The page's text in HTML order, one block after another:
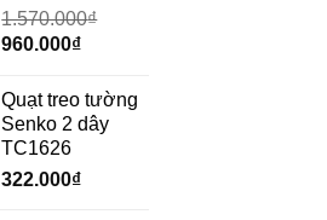
1.570.000₫
Giá
là:
1.570.000₫.
960.000₫Giá
tại
là:
Quạt treo tường
Senko 2 dây
TC1626
322.000₫